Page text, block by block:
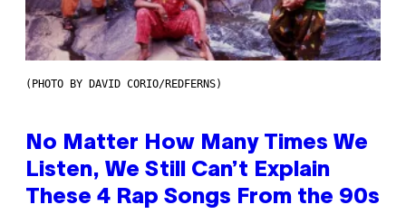
(PHOTO BY DAVID CORIO/REDFERNS)
No Matter How Many Times We
Listen, We Still Can’t Explain
These 4 Rap Songs From the 90s